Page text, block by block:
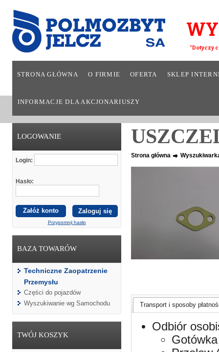
*Dotyczy
STRONA GŁÓWNA O FIRMIE OFERTA SKLEP
INFORMACJE DLA AKCJONARIUSZY
LOGOWANIE
Login:
Hasło:
Załóż konto
Przypomnij hasło
BAZA TOWARÓW
Techniczne Zaopatrzenie
Przemysłu
Części do pojazdów
Wyszukiwanie wg Samochodu
TWÓJ KOSZYK
Strona główna
Transport i sposoby
Odbiór